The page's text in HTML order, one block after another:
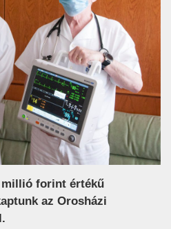
millió forint értékű
az Orosházi